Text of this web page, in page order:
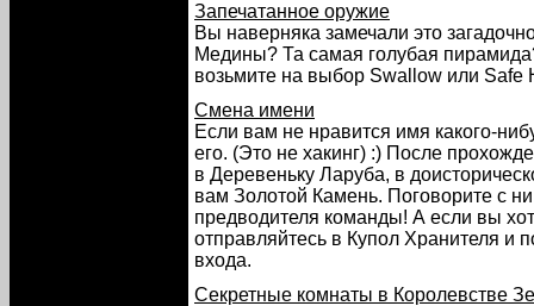
Запечатанное оружие
Вы наверняка замечали это
Медины? Та самая голубая
возьмите на выбор Swallow или Safe
Смена имени
Если вам не нравится имя какого-
его. (Это не хакинг) :) После
в Деревеньку Ларуба, в
вам Золотой Камень. Поговорите с
предводителя команды! А если вы
отправляйтесь в Купол Хранителя и
входа.
Секретные комнаты в Королевстве